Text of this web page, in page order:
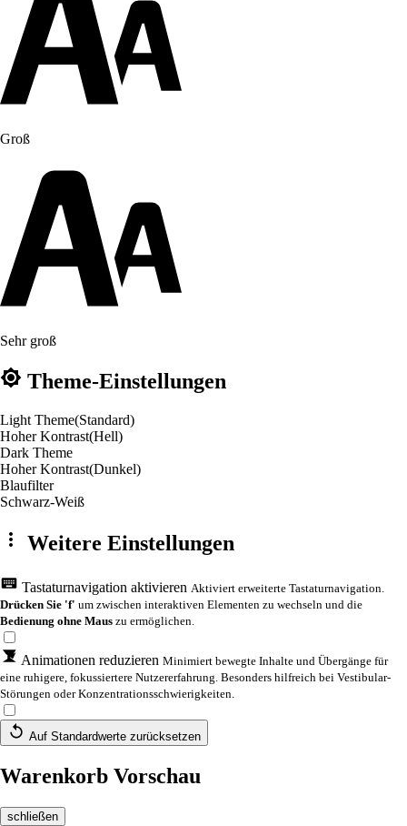
Groß
Sehr groß
Theme-Einstellungen
Light Theme(Standard)
Hoher Kontrast(Hell)
Dark Theme
Hoher Kontrast(Dunkel)
Blaufilter
Schwarz-Weiß
Weitere Einstellungen
Tastaturnavigation aktivieren Aktiviert erweiterte Tastaturnavigation.
Drücken Sie 'f' um zwischen interaktiven Elementen zu wechseln und die
Bedienung ohne Maus zu ermöglichen.
Animationen reduzieren Minimiert bewegte Inhalte und Übergänge für
eine ruhigere, fokussiertere Nutzererfahrung. Besonders hilfreich bei Vestibular-
Störungen oder Konzentrationsschwierigkeiten.
Auf Standardwerte zurücksetzen
Warenkorb Vorschau
schließen